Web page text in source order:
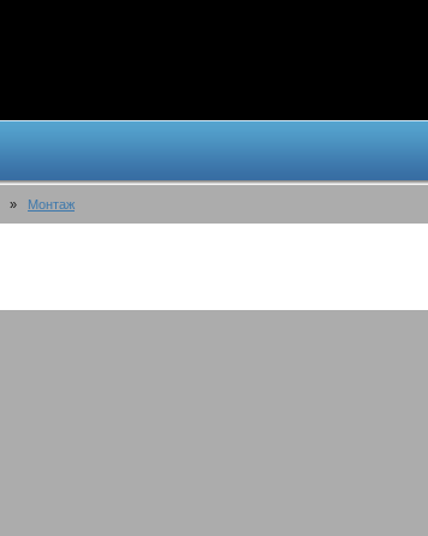
» Монтаж